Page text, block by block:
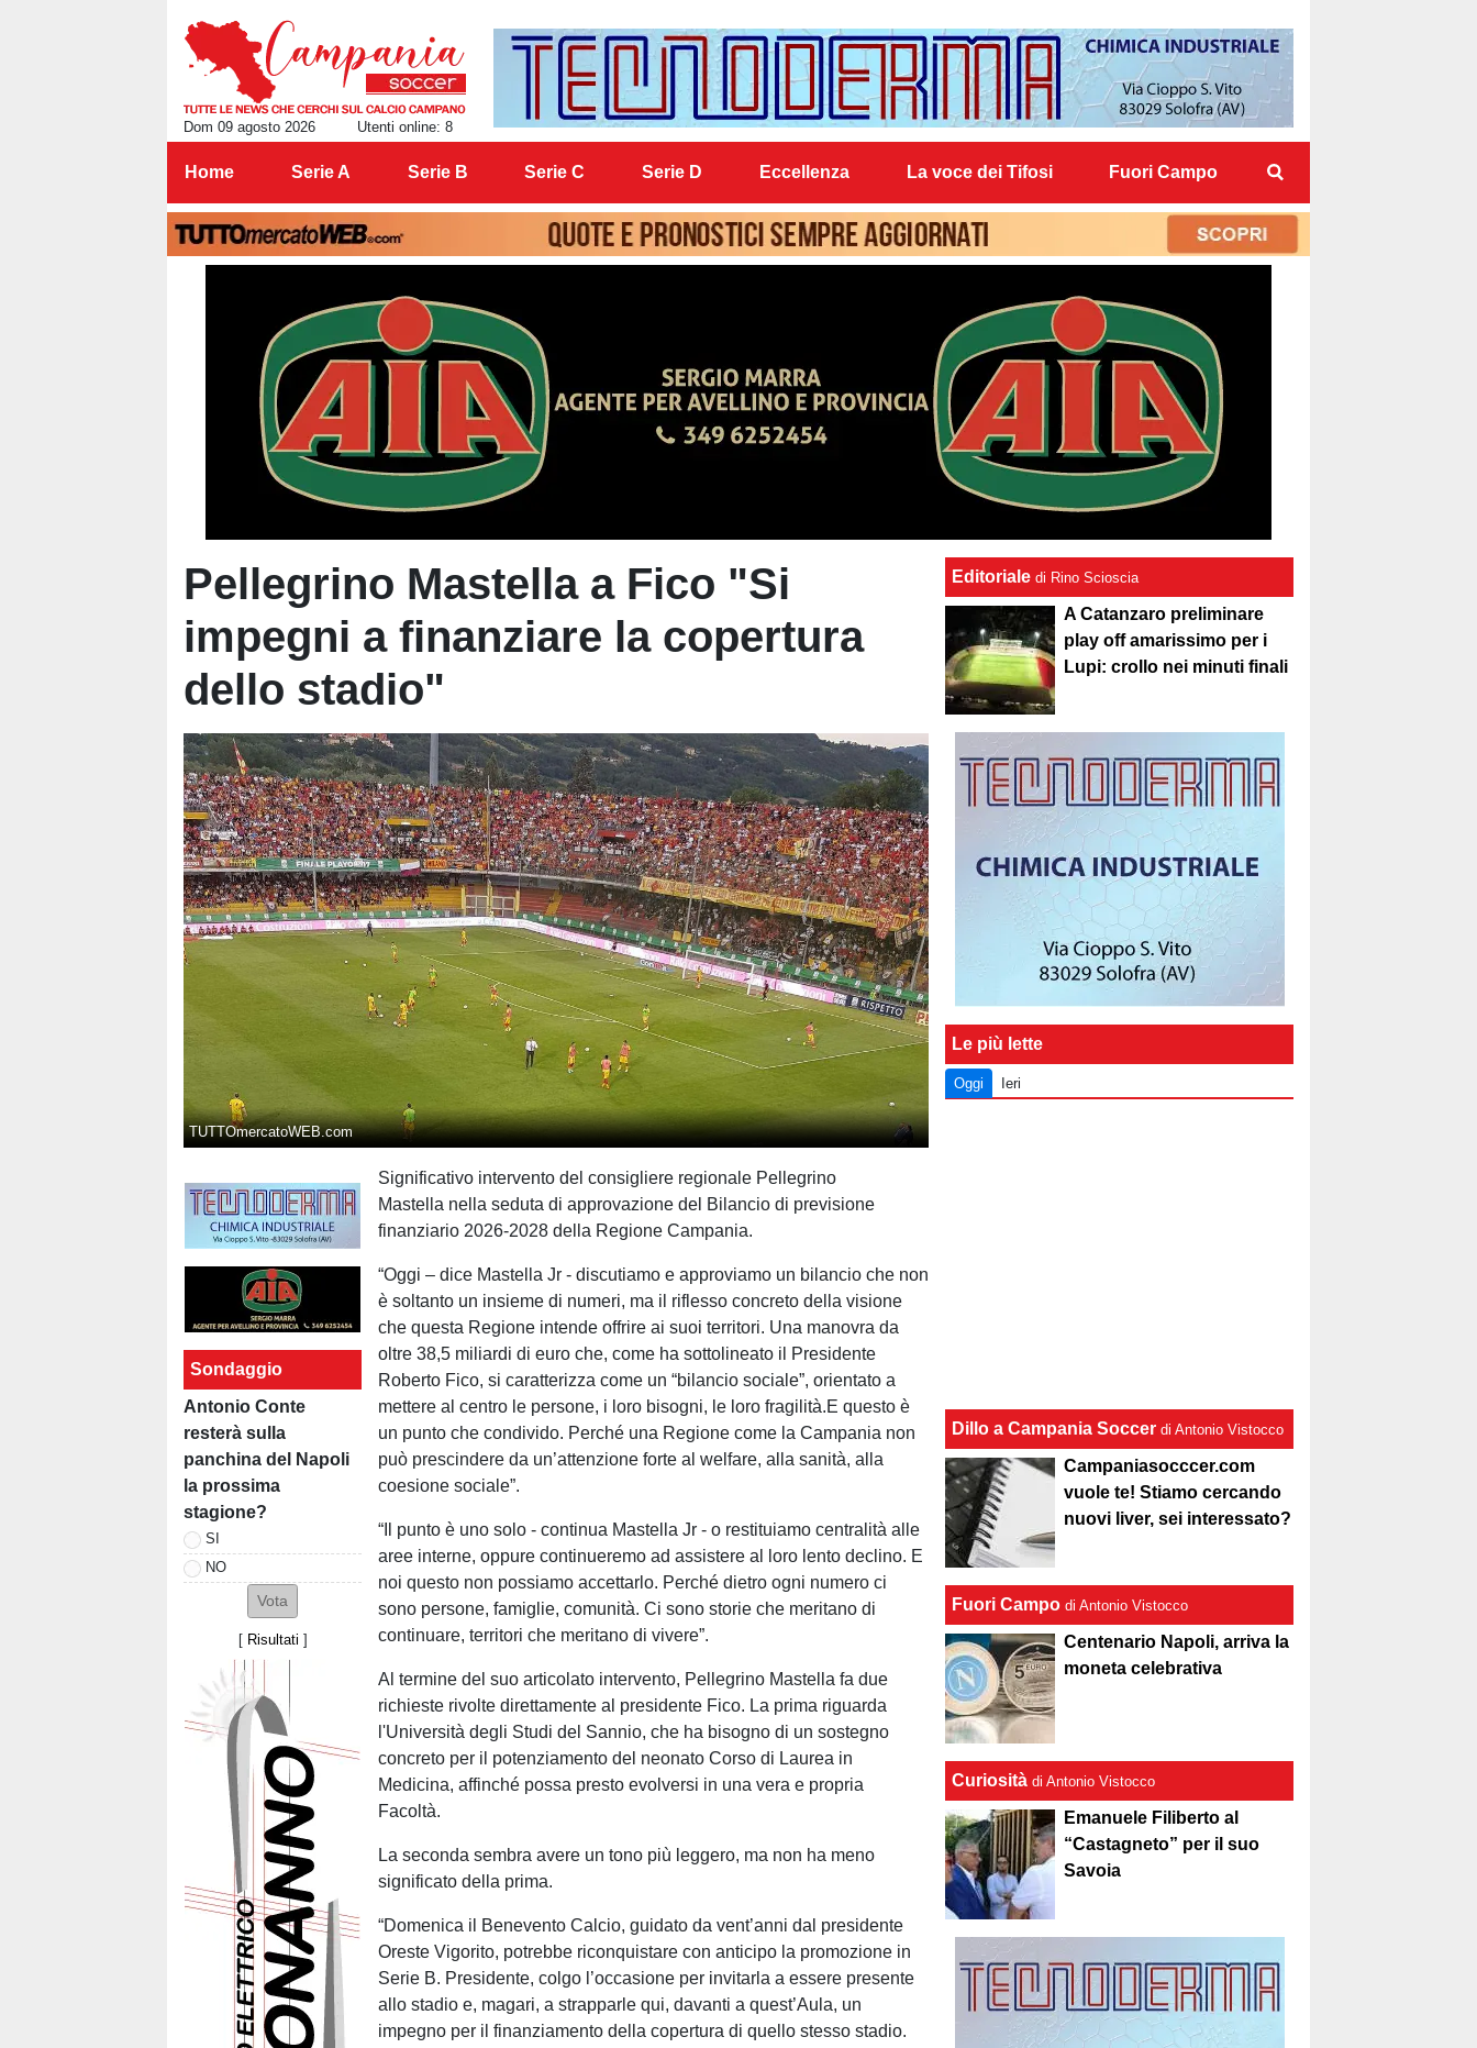
Dom 09 agosto 2026 Utenti online: 8
Home Serie A Serie B Serie C Serie D Eccellenza La voce dei Tifosi Fuori Campo
Pellegrino Mastella a Fico "Si
impegni a finanziare la copertura
dello stadio"
TUTTOmercatoWEB.com
Sondaggio
Antonio Conte
resterà sulla
panchina del Napoli
la prossima
stagione?
SI
NO
[ Risultati ]
Significativo intervento del consigliere regionale Pellegrino
Mastella nella seduta di approvazione del Bilancio di previsione
finanziario 2026-2028 della Regione Campania.
“Oggi – dice Mastella Jr - discutiamo e approviamo un bilancio che non
è soltanto un insieme di numeri, ma il riflesso concreto della visione
che questa Regione intende offrire ai suoi territori. Una manovra da
oltre 38,5 miliardi di euro che, come ha sottolineato il Presidente
Roberto Fico, si caratterizza come un “bilancio sociale”, orientato a
mettere al centro le persone, i loro bisogni, le loro fragilità.E questo è
un punto che condivido. Perché una Regione come la Campania non
può prescindere da un’attenzione forte al welfare, alla sanità, alla
coesione sociale”.
“Il punto è uno solo - continua Mastella Jr - o restituiamo centralità alle
aree interne, oppure continueremo ad assistere al loro lento declino. E
noi questo non possiamo accettarlo. Perché dietro ogni numero ci
sono persone, famiglie, comunità. Ci sono storie che meritano di
continuare, territori che meritano di vivere”.
Al termine del suo articolato intervento, Pellegrino Mastella fa due
richieste rivolte direttamente al presidente Fico. La prima riguarda
l'Università degli Studi del Sannio, che ha bisogno di un sostegno
concreto per il potenziamento del neonato Corso di Laurea in
Medicina, affinché possa presto evolversi in una vera e propria
Facoltà.
La seconda sembra avere un tono più leggero, ma non ha meno
significato della prima.
“Domenica il Benevento Calcio, guidato da vent’anni dal presidente
Oreste Vigorito, potrebbe riconquistare con anticipo la promozione in
Serie B. Presidente, colgo l’occasione per invitarla a essere presente
allo stadio e, magari, a strapparle qui, davanti a quest’Aula, un
impegno per il finanziamento della copertura di quello stesso stadio.
Editoriale di Rino Scioscia
A Catanzaro preliminare
play off amarissimo per i
Lupi: crollo nei minuti finali
Le più lette
Oggi Ieri
Dillo a Campania Soccer di Antonio Vistocco
Campaniasocccer.com
vuole te! Stiamo cercando
nuovi liver, sei interessato?
Fuori Campo di Antonio Vistocco
Centenario Napoli, arriva la
moneta celebrativa
Curiosità di Antonio Vistocco
Emanuele Filiberto al
“Castagneto” per il suo
Savoia